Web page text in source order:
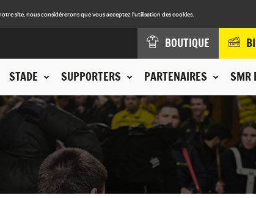
site, nous considérerons que vous acceptez l'utilisation des cookies.
STADE SUPPORTERS PARTENAIRES SMR
BOUTIQUE